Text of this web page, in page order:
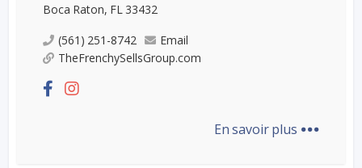
Boca Raton, FL 33432
(561) 251-8742
Email
TheFrenchySellsGroup.com
En savoir plus ...